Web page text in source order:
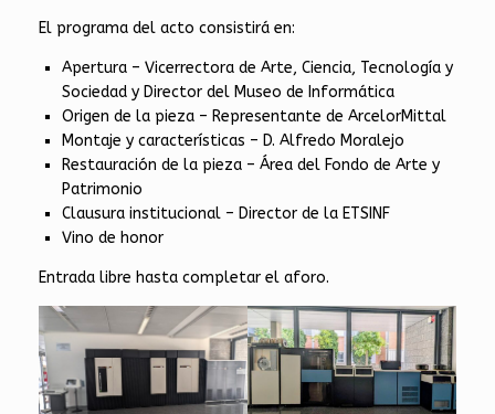
El programa del acto consistirá en:
Apertura – Vicerrectora de Arte, Ciencia, Tecnología y
Sociedad y Director del Museo de Informática
Origen de la pieza – Representante de ArcelorMittal
Montaje y características – D. Alfredo Moralejo
Restauración de la pieza – Área del Fondo de Arte y
Patrimonio
Clausura institucional – Director de la ETSINF
Vino de honor
Entrada libre hasta completar el aforo.